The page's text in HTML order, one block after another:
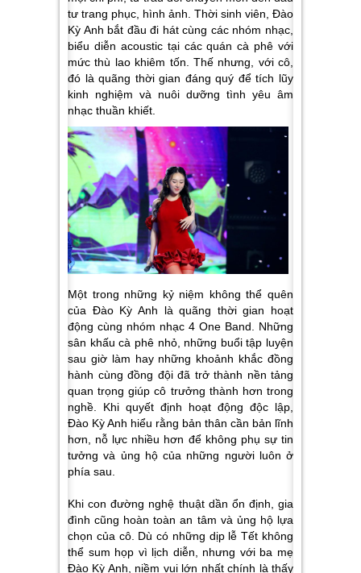
tư trang phục, hình ảnh. Thời sinh viên, Đào
Kỳ Anh bắt đầu đi hát cùng các nhóm nhạc,
biểu diễn acoustic tại các quán cà phê với
mức thù lao khiêm tốn. Thế nhưng, với cô,
đó là quãng thời gian đáng quý để tích lũy
kinh nghiệm và nuôi dưỡng tình yêu âm
nhạc thuần khiết.
Một trong những kỷ niệm không thể quên
của Đào Kỳ Anh là quãng thời gian hoạt
động cùng nhóm nhạc 4 One Band. Những
sân khấu cà phê nhỏ, những buổi tập luyện
sau giờ làm hay những khoảnh khắc đồng
hành cùng đồng đội đã trở thành nền tảng
quan trọng giúp cô trưởng thành hơn trong
nghề. Khi quyết định hoạt động độc lập,
Đào Kỳ Anh hiểu rằng bản thân cần bản lĩnh
hơn, nỗ lực nhiều hơn để không phụ sự tin
tưởng và ủng hộ của những người luôn ở
phía sau.
Khi con đường nghệ thuật dần ổn định, gia
đình cũng hoàn toàn an tâm và ủng hộ lựa
chọn của cô. Dù có những dịp lễ Tết không
thể sum họp vì lịch diễn, nhưng với ba mẹ
Đào Kỳ Anh, niềm vui lớn nhất chính là thấy